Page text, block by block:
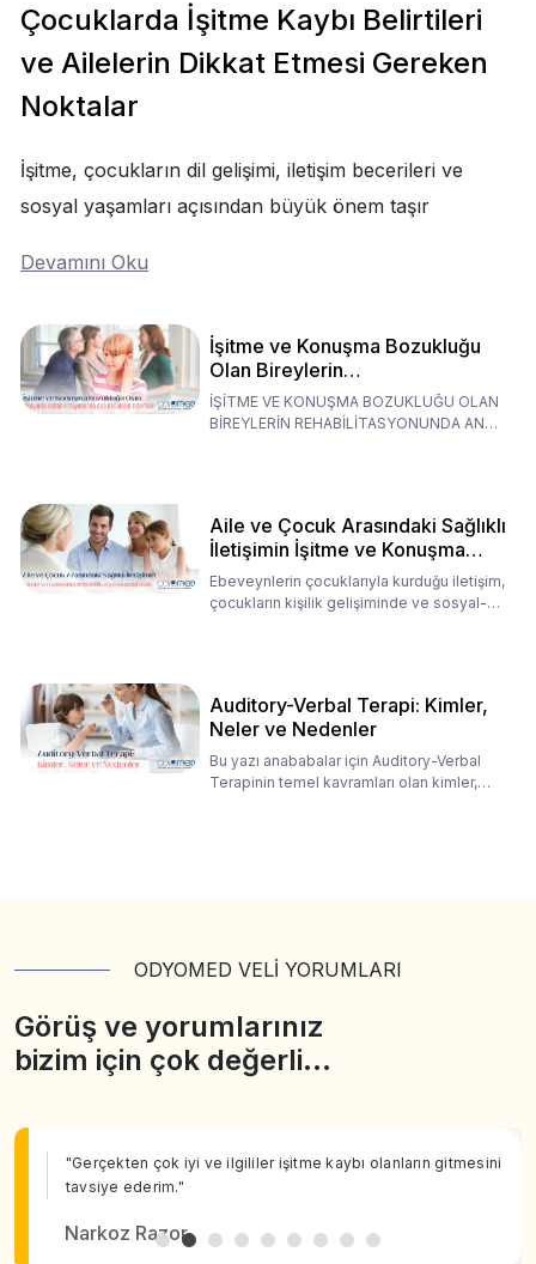
Çocuklarda İşitme Kaybı Belirtileri
ve Ailelerin Dikkat Etmesi Gereken
Noktalar
İşitme, çocukların dil gelişimi, iletişim becerileri ve
sosyal yaşamları açısından büyük önem taşır
Devamını Oku
İşitme ve Konuşma Bozukluğu
Olan Bireylerin
Rehabilitasyonunda Ana
Babaların Tutumları
İŞİTME VE KONUŞMA BOZUKLUĞU OLAN
BİREYLERİN REHABİLİTASYONUNDA ANA
Aile ve Çocuk Arasındaki Sağlıklı
İletişimin İşitme ve Konuşma
Rehabilitasyonundaki Rolü
Ebeveynlerin çocuklarıyla kurduğu iletişim,
çocukların kişilik gelişiminde ve sosyal-
Auditory-Verbal Terapi: Kimler,
Neler ve Nedenler
Bu yazı anababalar için Auditory-Verbal
Terapinin temel kavramları olan kimler,
ODYOMED VELİ YORUMLARI
Görüş ve yorumlarınız
bizim için çok değerli…
"Gerçekten çok iyi ve ilgililer işitme kaybı olanların gitmesini
tavsiye ederim."
Narkoz Razor